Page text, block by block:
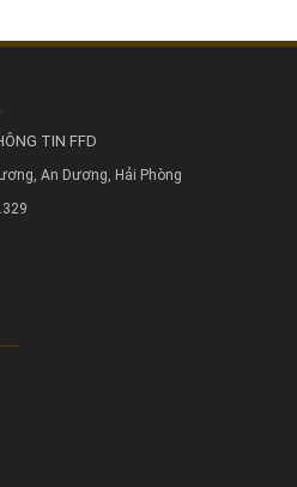
TIN FFD
An Dương, Hải Phòng